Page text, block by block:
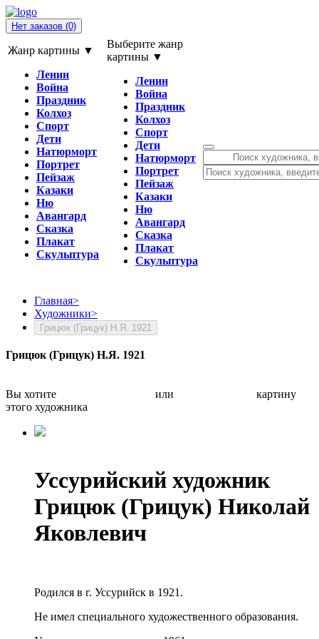
Нет заказов (0)
Жанр картины ▼
Ленин
Война
Праздник
Колхоз
Спорт
Дети
Натюрморт
Портрет
Пейзаж
Казаки
Ню
Авангард
Сказка
Плакат
Скульптура
Выберите жанр
картины ▼
Ленин
Война
Праздник
Колхоз
Спорт
Дети
Натюрморт
Портрет
Пейзаж
Казаки
Ню
Авангард
Сказка
Плакат
Скульптура
Главная>
Художники>
Грицюк (Грицук) Н.Я. 1921
Грицюк (Грицук) Н.Я. 1921
Вы хотите или
картину
этого художника
Уссурийский художник
Грицюк (Грицук) Николай
Яковлевич
Родился в г. Уссурийск в 1921.
Не имел специального художественного образования.